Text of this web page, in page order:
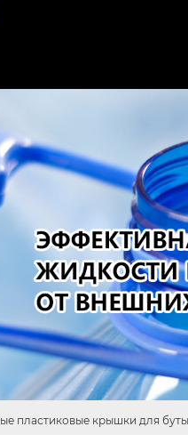
пластиковые крышки для